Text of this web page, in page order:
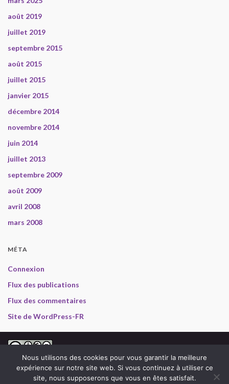
août 2019
juillet 2019
septembre 2015
août 2015
juillet 2015
janvier 2015
décembre 2014
novembre 2014
juin 2014
juillet 2013
septembre 2009
août 2009
avril 2008
mars 2008
MÉTA
Connexion
Flux des publications
Flux des commentaires
Site de WordPress-FR
2008-2013 Gabriel en Inde, selon les termes de lalicence
Creative Commons Attribution - Pas d’Utilisation Commerciale - Pas de
Modification 3.0 non transposé.
Dominique Archambault(sauf mention contraire), Textes : Gabriel (et
Nous utilisons des cookies pour vous garantir la meilleure
expérience sur notre site web. Si vous continuez à utiliser ce
site, nous supposerons que vous en êtes satisfait.